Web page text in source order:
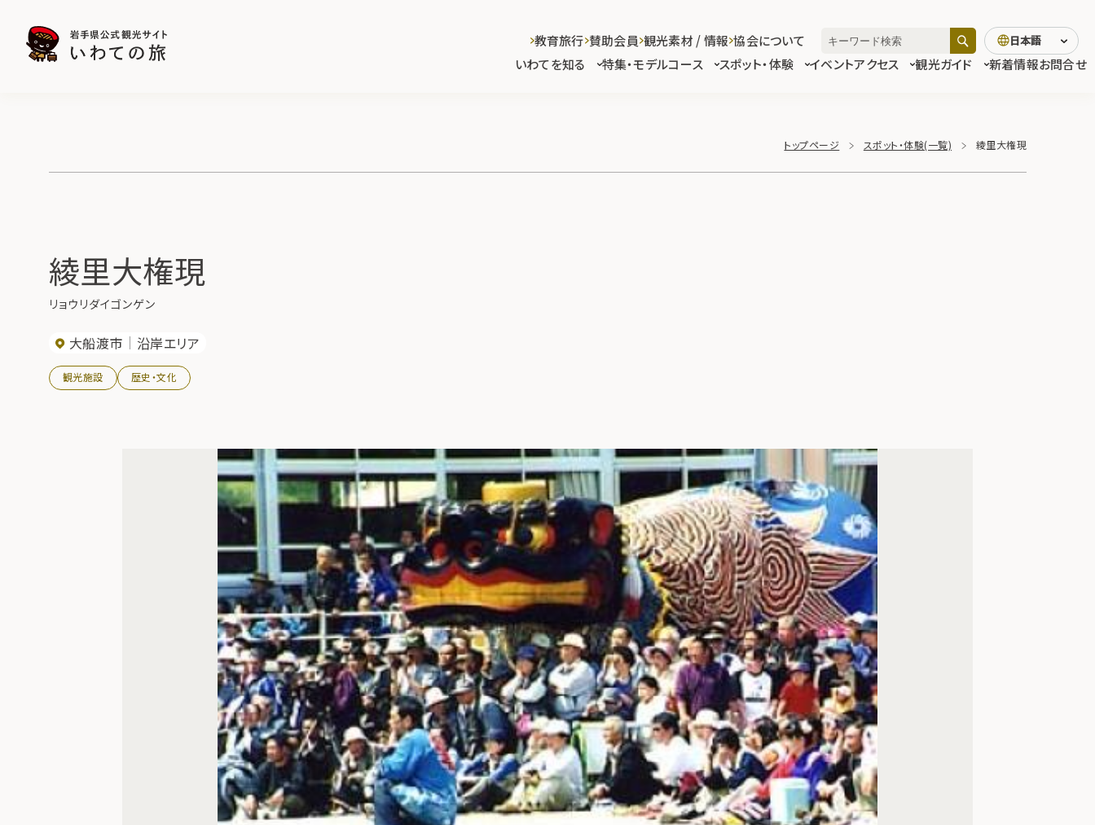
いわてを知る 特集・モデルコース スポット・体験 イベントアクセス 観光ガイド 新着情報お問合せ
教育旅行 賛助会員 観光素材 / 情報 協会について 日本語
トップページ スポット・体験(一覧) 綾里大権現
綾里大権現
リョウリダイゴンゲン
大船渡市 沿岸エリア
観光施設 歴史・文化